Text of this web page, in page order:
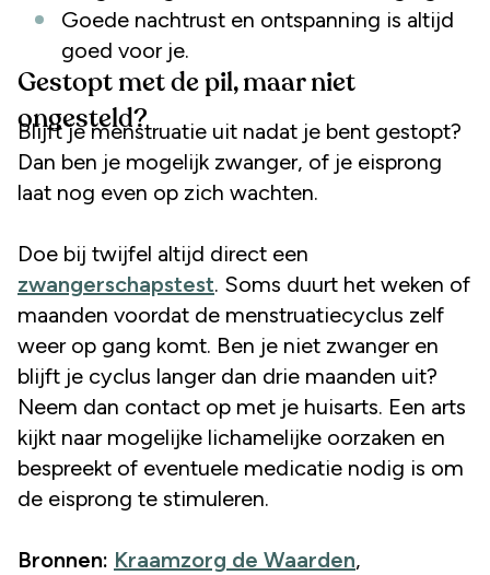
Goede nachtrust en ontspanning is altijd
goed voor je.
Gestopt met de pil, maar niet
ongesteld?
Blijft je menstruatie uit nadat je bent gestopt?
Dan ben je mogelijk zwanger, of je eisprong
laat nog even op zich wachten.
Doe bij twijfel altijd direct een
zwangerschapstest. Soms duurt het weken of
maanden voordat de menstruatiecyclus zelf
weer op gang komt. Ben je niet zwanger en
blijft je cyclus langer dan drie maanden uit?
Neem dan contact op met je huisarts. Een arts
kijkt naar mogelijke lichamelijke oorzaken en
bespreekt of eventuele medicatie nodig is om
de eisprong te stimuleren.
Bronnen: Kraamzorg de Waarden,